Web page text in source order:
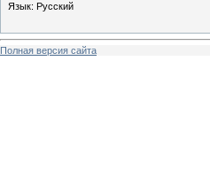
Язык: Русский
Полная версия сайта